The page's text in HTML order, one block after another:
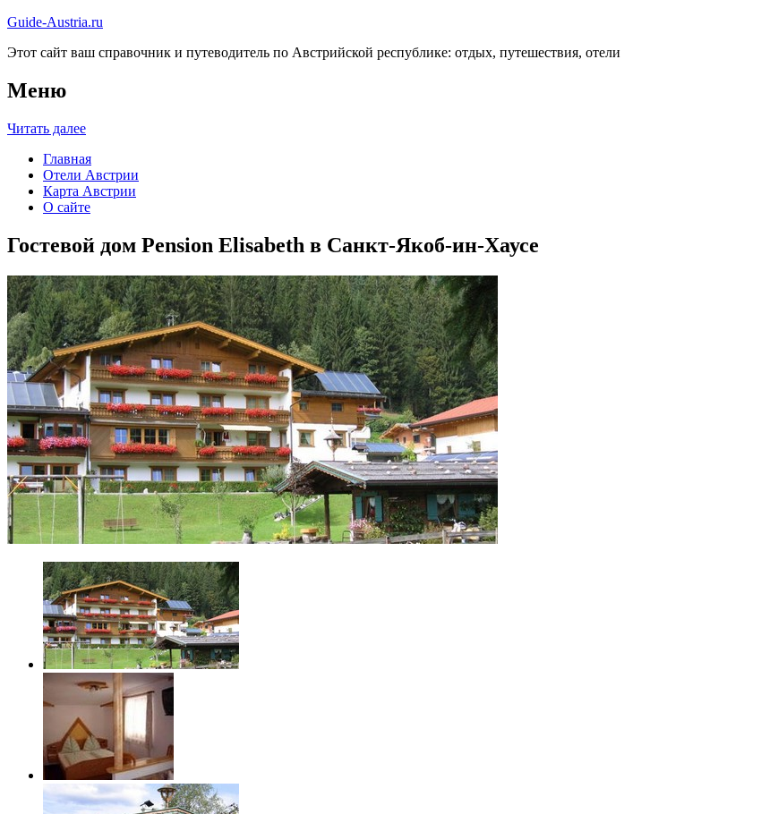
Guide-Austria.ru
Этот сайт ваш справочник и путеводитель по Австрийской республике: отдых, путешествия, отели
Меню
Читать далее
Главная
Отели Австрии
Карта Австрии
О сайте
Гостевой дом Pension Elisabeth в Санкт-Якоб-ин-Хаусе